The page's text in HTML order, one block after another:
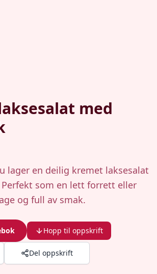
med
lager en deilig kremet laksesalat
som en lett forrett eller
og full av smak.
Hopp til oppskrift
Del oppskrift